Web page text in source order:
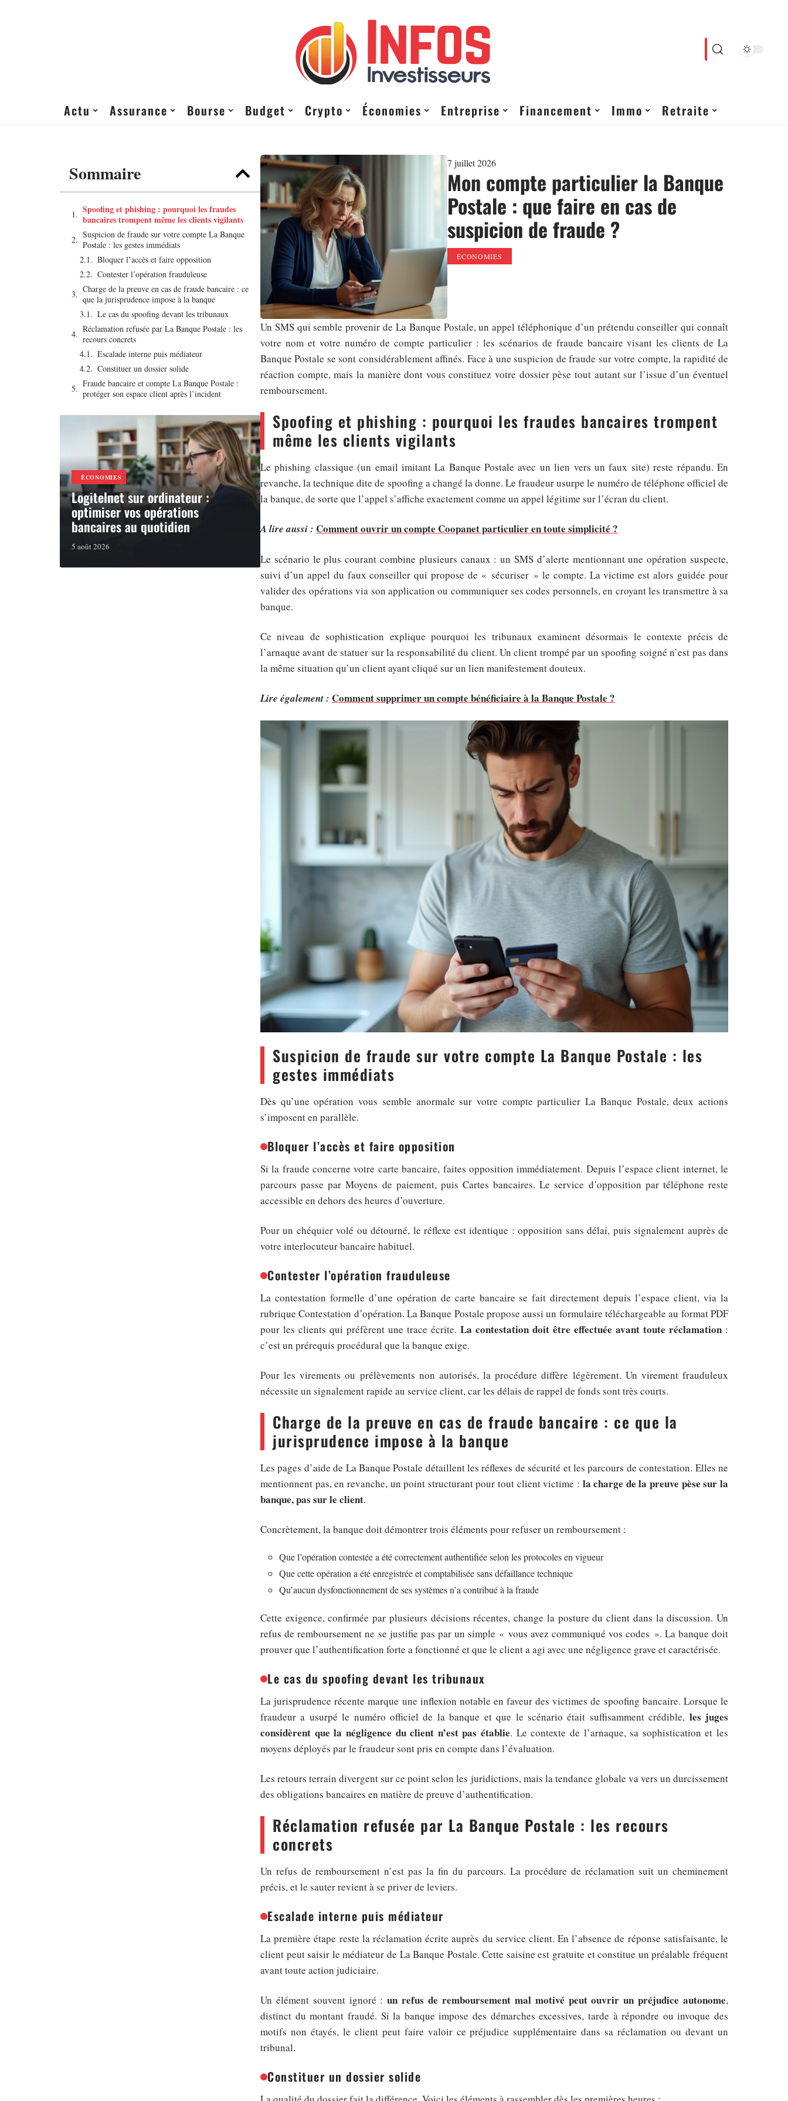
Actu Assurance Bourse Budget Crypto Économies Entreprise Financement Immo Retraite
Sommaire
Spoofing et phishing : pourquoi les fraudes
bancaires trompent même les clients vigilants
Suspicion de fraude sur votre compte La Banque
Postale : les gestes immédiats
Bloquer l’accès et faire opposition
Contester l’opération frauduleuse
Charge de la preuve en cas de fraude bancaire : ce
que la jurisprudence impose à la banque
Le cas du spoofing devant les tribunaux
Réclamation refusée par La Banque Postale : les
recours concrets
Escalade interne puis médiateur
Constituer un dossier solide
Fraude bancaire et compte La Banque Postale :
protéger son espace client après l’incident
ÉCONOMIES
Logitelnet sur ordinateur :
optimiser vos opérations
bancaires au quotidien
5 août 2026
7 juillet 2026
Mon compte particulier la Banque
Postale : que faire en cas de
suspicion de fraude ?
ÉCONOMIES
Un SMS qui semble provenir de La Banque Postale, un appel téléphonique d’un prétendu conseiller qui connaît
votre nom et votre numéro de compte particulier : les scénarios de fraude bancaire visant les clients de La
Banque Postale se sont considérablement affinés. Face à une suspicion de fraude sur votre compte, la rapidité de
réaction compte, mais la manière dont vous constituez votre dossier pèse tout autant sur l’issue d’un éventuel
remboursement.
Spoofing et phishing : pourquoi les fraudes bancaires trompent
même les clients vigilants
Le phishing classique (un email imitant La Banque Postale avec un lien vers un faux site) reste répandu. En
revanche, la technique dite de spoofing a changé la donne. Le fraudeur usurpe le numéro de téléphone officiel de
la banque, de sorte que l’appel s’affiche exactement comme un appel légitime sur l’écran du client.
A lire aussi : Comment ouvrir un compte Coopanet particulier en toute simplicité ?
Le scénario le plus courant combine plusieurs canaux : un SMS d’alerte mentionnant une opération suspecte,
suivi d’un appel du faux conseiller qui propose de « sécuriser » le compte. La victime est alors guidée pour
valider des opérations via son application ou communiquer ses codes personnels, en croyant les transmettre à sa
banque.
Ce niveau de sophistication explique pourquoi les tribunaux examinent désormais le contexte précis de
l’arnaque avant de statuer sur la responsabilité du client. Un client trompé par un spoofing soigné n’est pas dans
la même situation qu’un client ayant cliqué sur un lien manifestement douteux.
Lire également : Comment supprimer un compte bénéficiaire à la Banque Postale ?
Suspicion de fraude sur votre compte La Banque Postale : les
gestes immédiats
Dès qu’une opération vous semble anormale sur votre compte particulier La Banque Postale, deux actions
s’imposent en parallèle.
Bloquer l’accès et faire opposition
Si la fraude concerne votre carte bancaire, faites opposition immédiatement. Depuis l’espace client internet, le
parcours passe par Moyens de paiement, puis Cartes bancaires. Le service d’opposition par téléphone reste
accessible en dehors des heures d’ouverture.
Pour un chéquier volé ou détourné, le réflexe est identique : opposition sans délai, puis signalement auprès de
votre interlocuteur bancaire habituel.
Contester l’opération frauduleuse
La contestation formelle d’une opération de carte bancaire se fait directement depuis l’espace client, via la
rubrique Contestation d’opération. La Banque Postale propose aussi un formulaire téléchargeable au format PDF
pour les clients qui préfèrent une trace écrite. La contestation doit être effectuée avant toute réclamation :
c’est un prérequis procédural que la banque exige.
Pour les virements ou prélèvements non autorisés, la procédure diffère légèrement. Un virement frauduleux
nécessite un signalement rapide au service client, car les délais de rappel de fonds sont très courts.
Charge de la preuve en cas de fraude bancaire : ce que la
jurisprudence impose à la banque
Les pages d’aide de La Banque Postale détaillent les réflexes de sécurité et les parcours de contestation. Elles ne
mentionnent pas, en revanche, un point structurant pour tout client victime : la charge de la preuve pèse sur la
banque, pas sur le client.
Concrètement, la banque doit démontrer trois éléments pour refuser un remboursement :
Que l’opération contestée a été correctement authentifiée selon les protocoles en vigueur
Que cette opération a été enregistrée et comptabilisée sans défaillance technique
Qu’aucun dysfonctionnement de ses systèmes n’a contribué à la fraude
Cette exigence, confirmée par plusieurs décisions récentes, change la posture du client dans la discussion. Un
refus de remboursement ne se justifie pas par un simple « vous avez communiqué vos codes ». La banque doit
prouver que l’authentification forte a fonctionné et que le client a agi avec une négligence grave et caractérisée.
Le cas du spoofing devant les tribunaux
La jurisprudence récente marque une inflexion notable en faveur des victimes de spoofing bancaire. Lorsque le
fraudeur a usurpé le numéro officiel de la banque et que le scénario était suffisamment crédible, les juges
considèrent que la négligence du client n’est pas établie. Le contexte de l’arnaque, sa sophistication et les
moyens déployés par le fraudeur sont pris en compte dans l’évaluation.
Les retours terrain divergent sur ce point selon les juridictions, mais la tendance globale va vers un durcissement
des obligations bancaires en matière de preuve d’authentification.
Réclamation refusée par La Banque Postale : les recours
concrets
Un refus de remboursement n’est pas la fin du parcours. La procédure de réclamation suit un cheminement
précis, et le sauter revient à se priver de leviers.
Escalade interne puis médiateur
La première étape reste la réclamation écrite auprès du service client. En l’absence de réponse satisfaisante, le
client peut saisir le médiateur de La Banque Postale. Cette saisine est gratuite et constitue un préalable fréquent
avant toute action judiciaire.
Un élément souvent ignoré :un refus de remboursement mal motivé peut ouvrir un préjudice autonome,
distinct du montant fraudé. Si la banque impose des démarches excessives, tarde à répondre ou invoque des
motifs non étayés, le client peut faire valoir ce préjudice supplémentaire dans sa réclamation ou devant un
tribunal.
Constituer un dossier solide